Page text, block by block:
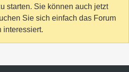
starten. Sie können auch jetzt
Sie sich einfach das Forum
interessiert.